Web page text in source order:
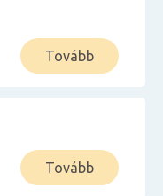
Tovább
Tovább